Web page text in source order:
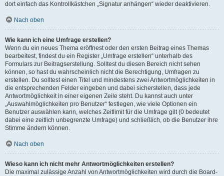
dort einfach das Kontrollkästchen „Signatur anhängen“ wieder deaktivieren.
Nach oben
Wie kann ich eine Umfrage erstellen?
Wenn du ein neues Thema eröffnest oder den ersten Beitrag eines Themas
bearbeitest, findest du ein Register „Umfrage erstellen“ unterhalb des
Formulars zur Beitragserstellung. Solltest du diesen Bereich nicht sehen
können, so hast du wahrscheinlich nicht die Berechtigung, Umfragen zu
erstellen. Du solltest einen Titel und mindestens zwei Antwortmöglichkeiten in
die entsprechenden Felder eingeben und dabei sicherstellen, dass jede
Antwortmöglichkeit in einer eigenen Zeile steht. Du kannst auch unter
„Auswahlmöglichkeiten pro Benutzer“ festlegen, wie viele Optionen ein
Benutzer auswählen kann, welches Zeitlimit für die Umfrage gilt (0 bedeutet
dabei eine zeitlich unbegrenzte Umfrage) und schließlich, ob die Benutzer ihre
Stimme ändern können.
Nach oben
Wieso kann ich nicht mehr Antwortmöglichkeiten erstellen?
Die maximal zulässige Anzahl von Antwortmöglichkeiten wird durch die Board-